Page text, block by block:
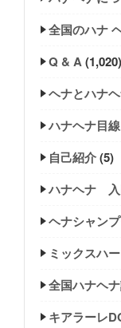
全国のハナ
Q & A(1,020)
ヘナとハナ
ハナヘナ目線
自己紹介(5)
ハナヘナ
ヘナシャン
ミックスハ
全国ハナヘ
キアラーレ